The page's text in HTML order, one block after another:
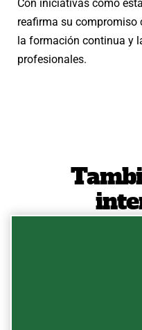
Con iniciativas como
reafirma su compromiso
la formación continua y
profesionales.